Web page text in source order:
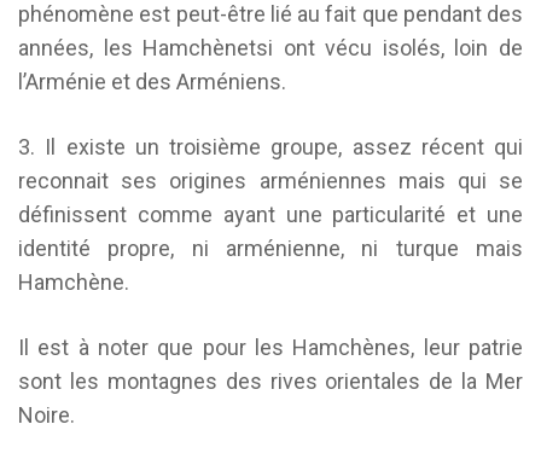
phénomène est peut-être lié au fait que pendant des
années, les Hamchènetsi ont vécu isolés, loin de
l’Arménie et des Arméniens.
3. Il existe un troisième groupe, assez récent qui
reconnait ses origines arméniennes mais qui se
définissent comme ayant une particularité et une
identité propre, ni arménienne, ni turque mais
Hamchène.
Il est à noter que pour les Hamchènes, leur patrie
sont les montagnes des rives orientales de la Mer
Noire.